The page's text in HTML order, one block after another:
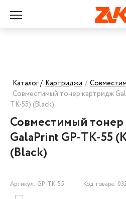
Каталог / Картриджи /
Совместимый тонер картридж
TK-55) (Black)
Совместимый
GalaPrint GP-TK-55
(Black)
Артикул: GP-TK-55 Код товара: